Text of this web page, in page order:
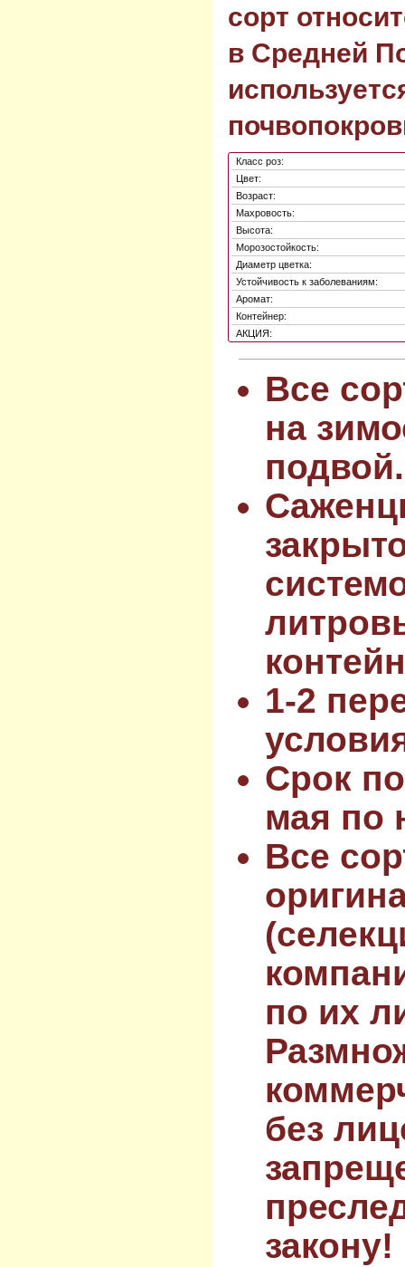
сорт
в Средней
Класс роз:
Цвет:
Возраст:
Махровость:
Высота:
Морозостойкость:
Диаметр цветка:
Устойчивость к заболеваниям:
Аромат:
Контейнер:
АКЦИЯ:
Все
на
подвой.
1-2
Срок
мая по
Все
по их
без
закону!